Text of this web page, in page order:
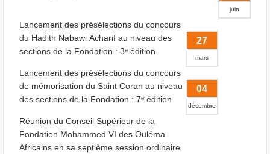
juin
Lancement des présélections du concours
du Hadith Nabawi Acharif au niveau des
sections de la Fondation : 3ᵉ édition
27
mars
Lancement des présélections du concours
de mémorisation du Saint Coran au niveau
des sections de la Fondation : 7ᵉ édition
04
décembre
Réunion du Conseil Supérieur de la
Fondation Mohammed VI des Ouléma
Africains en sa septième session ordinaire